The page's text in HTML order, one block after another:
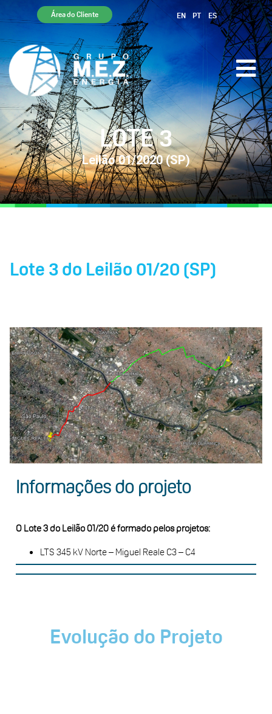
Área do Cliente EN PT ES
LOTE 3
Leilão 01/2020 (SP)
Lote 3 do Leilão 01/20 (SP)
Informações do projeto
O Lote 3 do Leilão 01/20 é formado pelos projetos:
LTS 345 kV Norte – Miguel Reale C3 – C4
Evolução do Projeto